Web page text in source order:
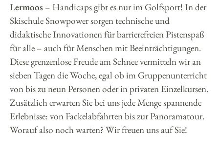
Lermoos – Handicaps gibt es nur im Golfsport! In der
Skischule Snowpower sorgen technische und
didaktische Innovationen für barrierefreien Pistenspaß
für alle – auch für Menschen mit Beeinträchtigungen.
Diese grenzenlose Freude am Schnee vermitteln wir an
sieben Tagen die Woche, egal ob im Gruppenunterricht
von bis zu neun Personen oder in privaten Einzelkursen.
Zusätzlich erwarten Sie bei uns jede Menge spannende
Erlebnisse: von Fackelabfahrten bis zur Panoramatour.
Worauf also noch warten? Wir freuen uns auf Sie!